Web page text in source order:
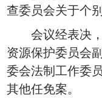
查委员会关于个
会议经表决
资源保护委员会
委会法制工作委
其他任免案。